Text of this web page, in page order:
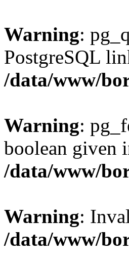
Warning:
PostgreSQL
/data/www/
Warning:
boolean given
/data/www/
Warning:
/data/www/